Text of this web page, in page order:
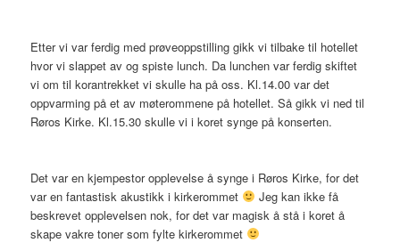
Etter vi var ferdig med prøveoppstilling gikk vi tilbake til hotellet
hvor vi slappet av og spiste lunch. Da lunchen var ferdig skiftet
vi om til korantrekket vi skulle ha på oss. Kl.14.00 var det
oppvarming på et av møterommene på hotellet. Så gikk vi ned til
Røros Kirke. Kl.15.30 skulle vi i koret synge på konserten.
Det var en kjempestor opplevelse å synge i Røros Kirke, for det
var en fantastisk akustikk i kirkerommet
Jeg kan ikke få
beskrevet opplevelsen nok, for det var magisk å stå i koret å
skape vakre toner som fylte kirkerommet